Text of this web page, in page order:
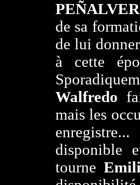
PEÑALVER
de sa
de lui
à cette
Walfredo
mais les
disponible
tourne